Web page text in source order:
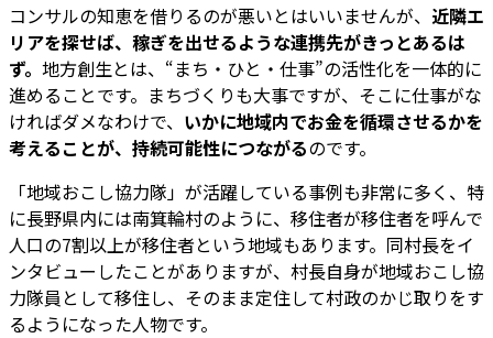
コンサルの知恵を借りるのが悪いとはいいませんが、 近隣エ
リアを探せば、稼ぎを出せるような連携先がきっとあるは
ず。 地方創生とは、“まち・ひと・仕事”の活性化を一体的に
進めることです。まちづくりも大事ですが、そこに仕事がな
ければダメなわけで、 いかに地域内でお金を循環させるかを
考えることが、持続可能性につながるのです。
「地域おこし協力隊」が活躍している事例も非常に多く、特
に長野県内には南箕輪村のように、移住者が移住者を呼んで
人口の7割以上が移住者という地域もあります。同村長をイ
ンタビューしたことがありますが、村長自身が地域おこし協
力隊員として移住し、そのまま定住して村政のかじ取りをす
るようになった人物です。